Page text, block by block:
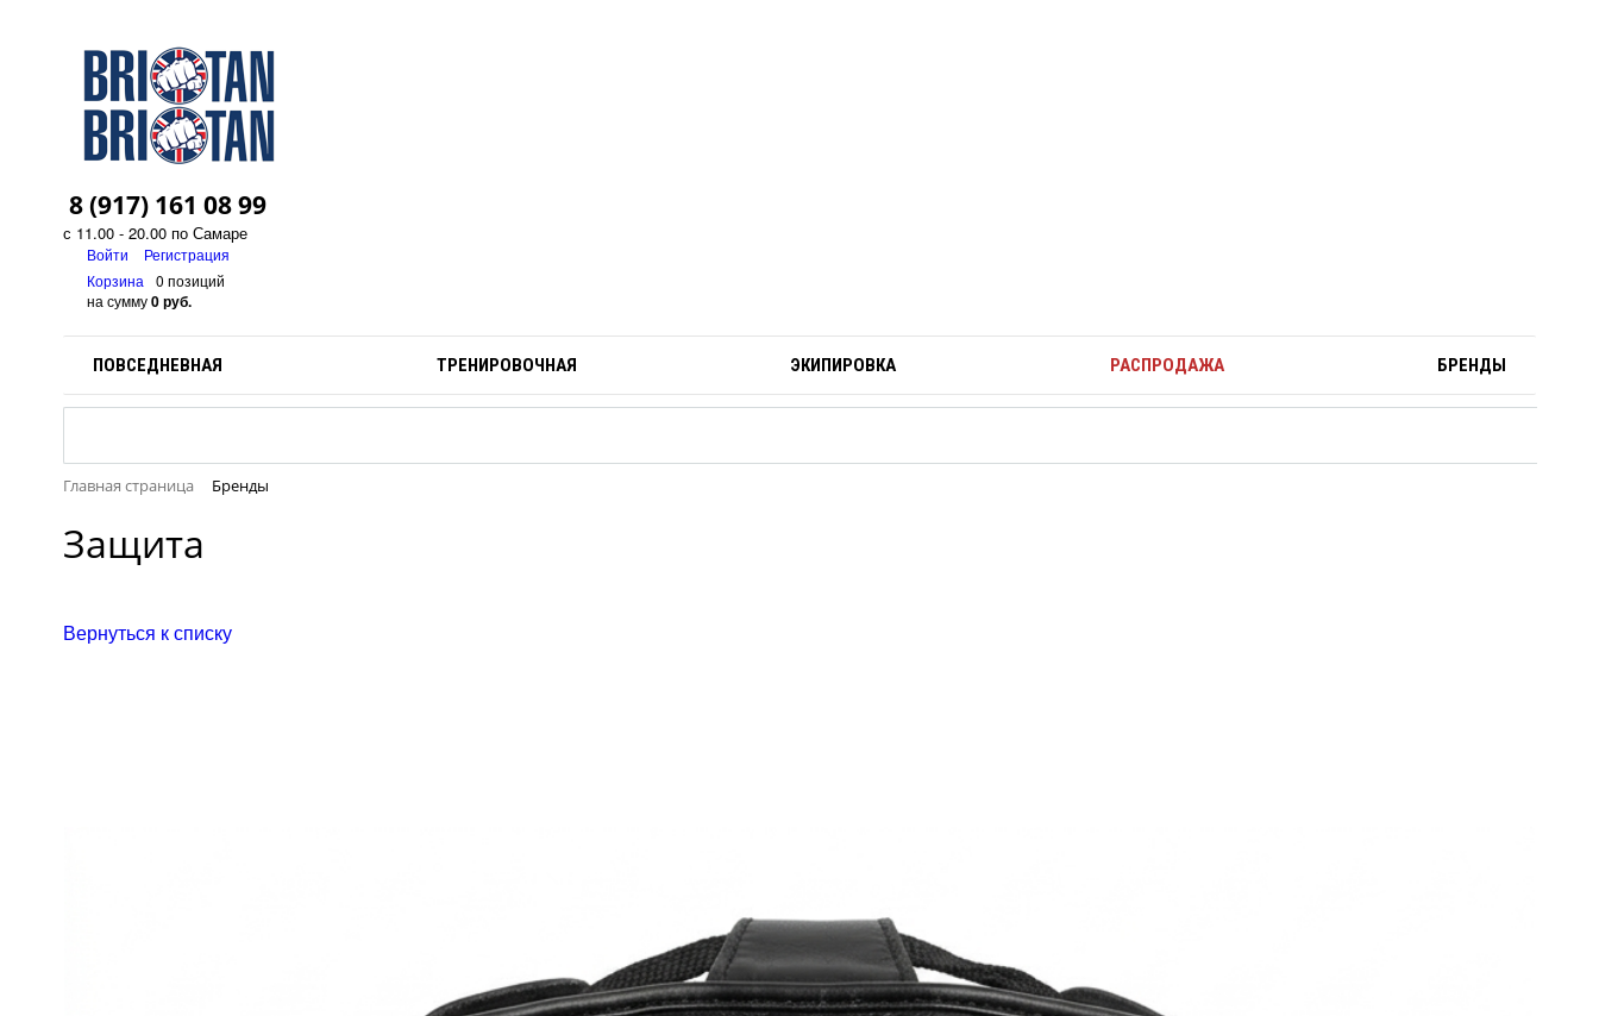
8 (917) 161 08 99
с 11.00 - 20.00 по Самаре
Войти
Регистрация
Корзина
0 позиций
на сумму0 руб.
ПОВСЕДНЕВНАЯ ТРЕНИРОВОЧНАЯ ЭКИПИРОВКА РАСПРОДАЖА БРЕНДЫ
Главная страница Бренды
Защита
Вернуться к списку